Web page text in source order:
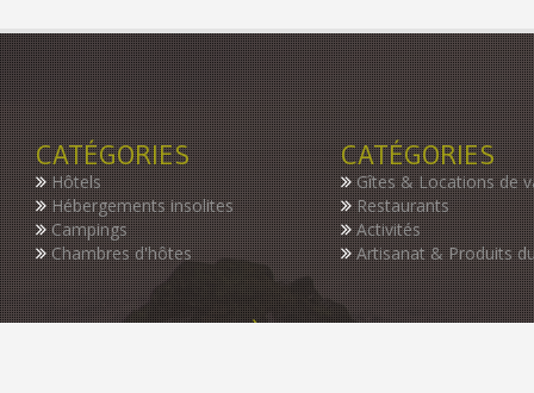
CATÉGORIES
Hôtels
Hébergements insolites
Campings
Chambres d'hôtes
CATÉGORIES
Gîtes & Locations de
Restaurants
Activités
Artisanat & Produits
INSCRIVEZ-VOUS À NOTRE NEWSLETTER